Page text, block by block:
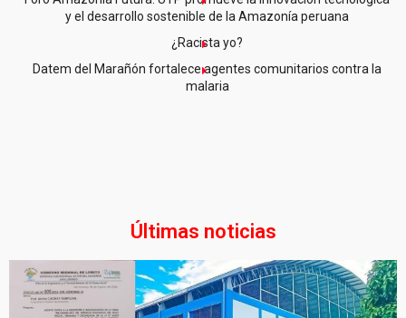
y el desarrollo sostenible de la Amazonía peruana
¿Racista yo?
Datem del Marañón fortalece agentes comunitarios contra la
malaria
Últimas noticias